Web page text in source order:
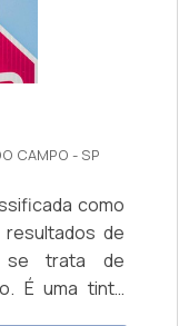
CAMPO - SP
como
de
se trata de
É uma tinta